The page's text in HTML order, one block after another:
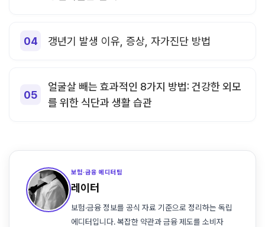
갱년기 발생 이유, 증상, 자가진단 방법
얼굴살 빼는 효과적인 8가지 방법: 건강한 외모
를 위한 식단과 생활 습관
보험·금융 에디터팀
레이터
보험·금융 정보를 공식 자료 기준으로 정리하는 독립
에디터입니다. 복잡한 약관과 금융 제도를 소비자